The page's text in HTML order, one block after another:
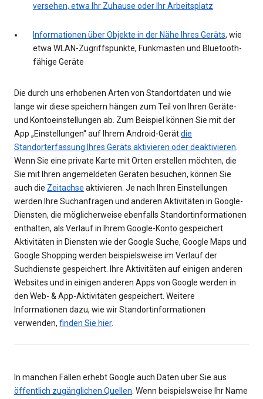
versehen, etwa Ihr Zuhause oder Ihr Arbeitsplatz
Informationen über Objekte in der Nähe Ihres Geräts, wie
etwa WLAN-Zugriffspunkte, Funkmasten und Bluetooth-
fähige Geräte
Die durch uns erhobenen Arten von Standortdaten und wie
lange wir diese speichern hängen zum Teil von Ihren Geräte-
und Kontoeinstellungen ab. Zum Beispiel können Sie mit der
App „Einstellungen“ auf Ihrem Android-Gerätdie
Standorterfassung Ihres Geräts aktivieren oder deaktivieren
Wenn Sie eine private Karte mit Orten erstellen möchten, die
Sie mit Ihren angemeldeten Geräten besuchen, können Sie
auch die Zeitachse aktivieren. Je nach Ihren Einstellungen
werden Ihre Suchanfragen und anderen Aktivitäten in Google-
Diensten, die möglicherweise ebenfalls Standortinformationen
enthalten, als Verlauf in Ihrem Google-Konto gespeichert.
Aktivitäten in Diensten wie der Google Suche, Google Maps und
Google Shopping werden beispielsweise im Verlauf der
Suchdienste gespeichert. Ihre Aktivitäten auf einigen anderen
Websites und in einigen anderen Apps von Google werden in
den Web- & App-Aktivitäten gespeichert. Weitere
Informationen dazu, wie wir Standortinformationen
verwenden, finden Sie hier.
In manchen Fällen erhebt Google auch Daten über Sie aus
öffentlich zugänglichen Quellen . Wenn beispielsweise Ihr Name